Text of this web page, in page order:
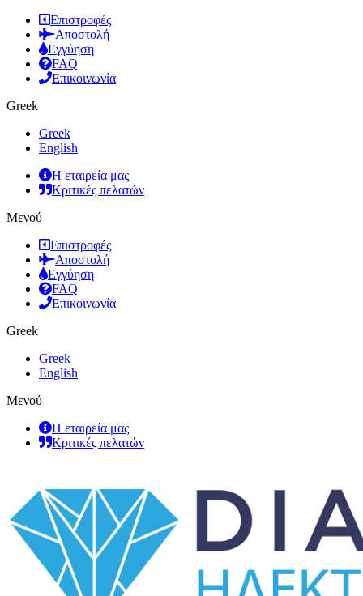
Επιστροφές
Αποστολή
Εγγύηση
FAQ
Επικοινωνία
Greek
Greek
English
Η εταιρεία μας
Κριτικές πελατών
Μενού
Επιστροφές
Αποστολή
Εγγύηση
FAQ
Επικοινωνία
Greek
Greek
English
Μενού
Η εταιρεία μας
Κριτικές πελατών